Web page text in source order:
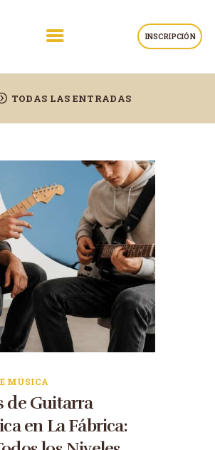
INSCRIPCIÓN
TODAS LAS ENTRADAS
MÚSICA LA FÁBRICA
BILBAO
MÚSICA
de Guitarra
en La Fábrica: